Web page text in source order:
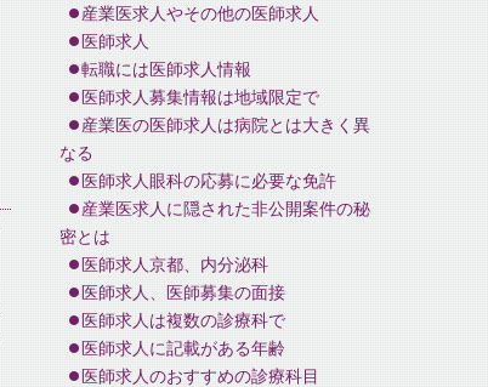
産業医求人やその他の医師求人
医師求人
転職には医師求人情報
医師求人募集情報は地域限定で
産業医の医師求人は病院とは大きく異
なる
医師求人眼科の応募に必要な免許
産業医求人に隠された非公開案件の秘
密とは
医師求人京都、内分泌科
医師求人、医師募集の面接
医師求人は複数の診療科で
医師求人に記載がある年齢
医師求人のおすすめの診療科目